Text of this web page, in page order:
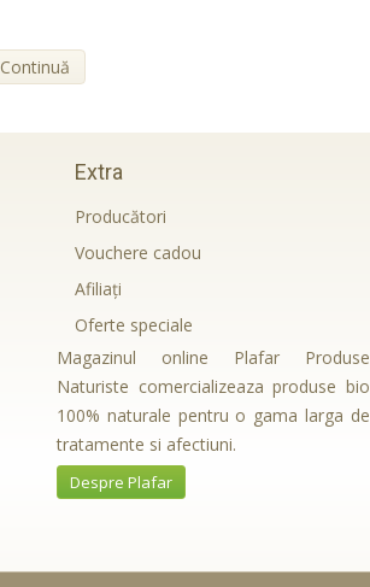
Continuă
Extra
Producători
Vouchere cadou
Afiliaţi
Oferte speciale
Magazinul online Plafar Produse
Naturiste comercializeaza produse bio
100% naturale pentru o gama larga de
tratamente si afectiuni.
Despre Plafar